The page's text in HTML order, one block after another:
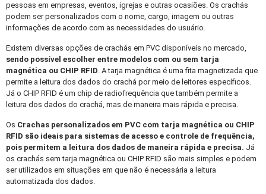
pessoas em empresas, eventos, igrejas e outras ocasiões. Os crachás
podem ser personalizados com o nome, cargo, imagem ou outras
informações de acordo com as necessidades do usuário.
Existem diversas opções de crachás em PVC disponíveis no mercado,
sendo possível escolher entre modelos com ou sem tarja
magnética ou CHIP RFID. A tarja magnética é uma fita magnetizada que
permite a leitura dos dados do crachá por meio de leitores específicos.
Já o CHIP RFID é um chip de radiofrequência que também permite a
leitura dos dados do crachá, mas de maneira mais rápida e precisa.
Os Crachas personalizados em PVC com tarja magnética ou CHIP
RFID são ideais para sistemas de acesso e controle de frequência,
pois permitem a leitura dos dados de maneira rápida e precisa. Já
os crachás sem tarja magnética ou CHIP RFID são mais simples e podem
ser utilizados em situações em que não é necessária a leitura
automatizada dos dados.